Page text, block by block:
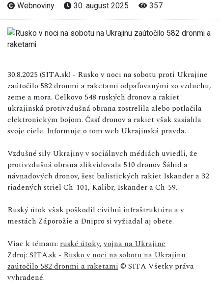
Webnoviny 30. august 2025 357
30.8.2025 (SITA.sk) - Rusko v noci na sobotu proti Ukrajine
zaútočilo 582 dronmi a raketami odpaľovanými zo vzduchu,
zeme a mora. Celkovo 548 ruských dronov a rakiet
ukrajinská protivzdušná obrana zostrelila alebo potlačila
elektronickým bojom. Časť dronov a rakiet však zasiahla
svoje ciele. Informuje o tom web Ukrajinská pravda.
Vzdušné sily Ukrajiny v sociálnych médiách uviedli, že
protivzdušná obrana zlikvidovala 510 dronov Šáhid a
návnadových dronov, šesť balistických rakiet Iskander a 32
riadených striel Ch-101, Kalibr, Iskander a Ch-59.
Ruský útok však poškodil civilnú infraštruktúru a v
mestách Záporožie a Dnipro si vyžiadal aj obete.
Viac k témam: ruské útoky,vojna na Ukrajine
Zdroj: SITA.sk - Rusko v noci na sobotu na Ukrajinu
zaútočilo 582 dronmi a raketami © SITA Všetky práva
vyhradené.